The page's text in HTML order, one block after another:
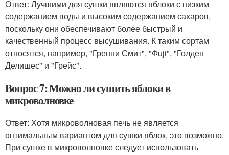
Ответ: Лучшими для сушки являются яблоки с низким
содержанием воды и высоким содержанием сахаров,
поскольку они обеспечивают более быстрый и
качественный процесс высушивания. К таким сортам
относятся, например, "Гренни Смит", "Фuji", "Голден
Делишес" и "Грейс".
Вопрос 7: Можно ли сушить яблоки в
микроволновке
Ответ: Хотя микроволновая печь не является
оптимальным вариантом для сушки яблок, это возможно.
При сушке в микроволновке следует использовать